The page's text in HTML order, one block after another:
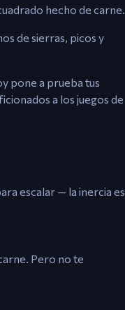
hecho de carne.
de sierras, picos y
pone a prueba tus
a los juegos de
escalar — la inercia es
Pero no te